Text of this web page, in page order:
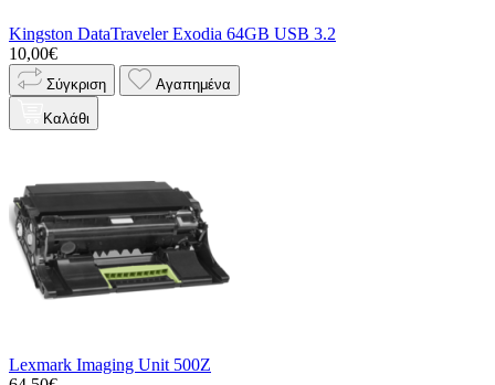
Kingston DataTraveler Exodia 64GB USB 3.2
10,00€
Σύγκριση Αγαπημένα
Καλάθι
Lexmark Imaging Unit 500Z